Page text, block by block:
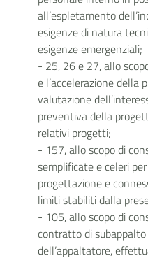
all’espletamento
esigenze di natura
esigenze emergenziali;
- 25, 26 e 27, allo
e l’accelerazione della
valutazione
preventiva della
relativi progetti;
- 157, allo scopo di
semplificate e celeri
progettazione e
limiti stabiliti dalla
- 105, allo scopo di
contratto di
dell’appaltatore,